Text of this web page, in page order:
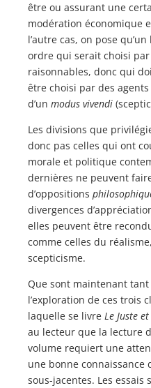
être ou assurant une
modération économique
l’autre cas, on pose
ordre qui serait choisi
raisonnables, donc qui
être choisi par des
d’un modus vivendi
Les divisions que
donc pas celles qui ont
morale et politique
dernières ne peuvent
d’oppositions
divergences
elles peuvent être
comme celles du
scepticisme.
Que sont maintenant
l’exploration de ces trois
laquelle se livre Le Juste
au lecteur que la lecture
volume requiert une
une bonne
sous-jacentes. Les essais